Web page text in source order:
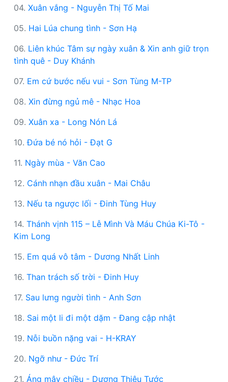
04. Xuân vắng - Nguyễn Thị Tố Mai
05. Hai Lúa chung tình - Sơn Hạ
06. Liên khúc Tâm sự ngày xuân & Xin anh giữ trọn
tình quê - Duy Khánh
07. Em cứ bước nếu vui - Sơn Tùng M-TP
08. Xin đừng ngủ mê - Nhạc Hoa
09. Xuân xa - Long Nón Lá
10.Đứa bé nó hỏi - Đạt G
11. Ngày mùa - Văn Cao
12. Cánh nhạn đầu xuân - Mai Châu
13. Nếu ta ngược lối - Đinh Tùng Huy
14. Thánh vịnh 115 – Lễ Mình Và Máu Chúa Ki-Tô -
Kim Long
15. Em quá vô tâm - Dương Nhất Linh
16. Than trách số trời - Đinh Huy
17. Sau lưng người tình - Anh Sơn
18. Sai một li đi một dặm - Đang cập nhật
19. Nỗi buồn nặng vai - H-KRAY
20. Ngỡ như - Đức Trí
21. Áng mây chiều - Dương Thiệu Tước